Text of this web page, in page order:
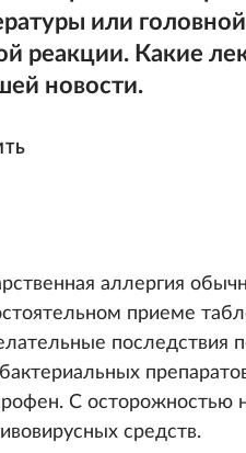
или
реакции. Какие
новости.
аллергия
приеме
последствия
С осторожностью
средств.